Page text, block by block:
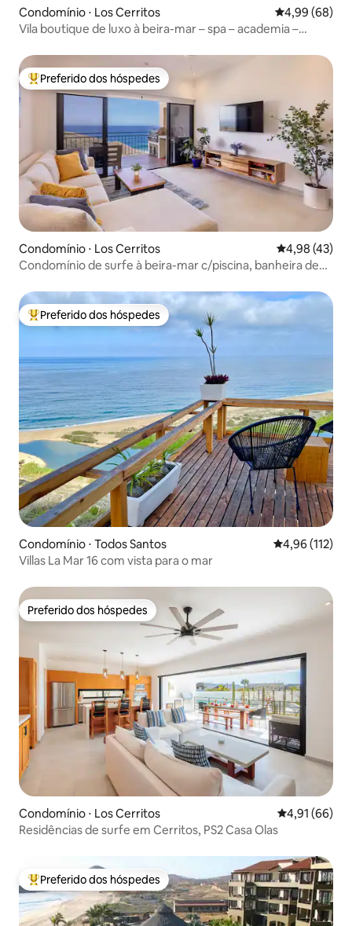
Condomínio ⋅ Los Cerritos 4,99 de uma
4,99 (68)
Vila boutique de luxo à beira-mar – spa – academia –
Entre os melhores preferidos dos hóspedes
Preferido dos hóspedes
Condomínio ⋅ Los Cerritos 4,98 de uma
4,98 (43)
Condomínio de surfe à beira-mar c/piscina, banheira de
Entre os melhores preferidos dos hóspedes
Preferido dos hóspedes
Condomínio ⋅ Todos Santos 4,96 de uma
4,96 (112)
Villas La Mar 16 com vista para o mar
Preferido dos hóspedes
Preferido dos hóspedes
Condomínio ⋅ Los Cerritos 4,91 de uma
4,91 (66)
Residências de surfe em Cerritos, PS2 Casa Olas
Entre os melhores preferidos dos hóspedes
Preferido dos hóspedes